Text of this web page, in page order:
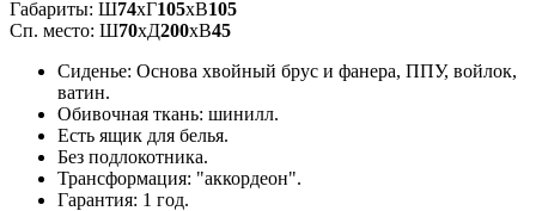
Габариты: Ш74xГ105xВ105
Сп. место: Ш70xД200xВ45
Сиденье: Основа хвойный брус и фанера, ППУ, войлок,
ватин.
Обивочная ткань: шинилл.
Есть ящик для белья.
Без подлокотника.
Трансформация: "аккордеон".
Гарантия: 1 год.